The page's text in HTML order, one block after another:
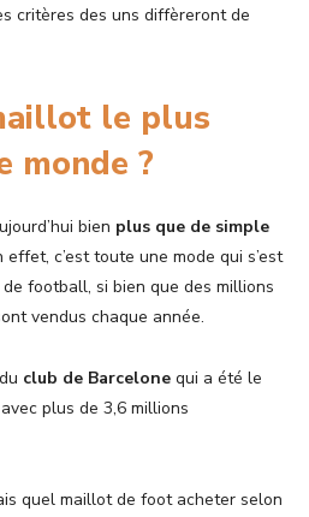
critères des uns diffèreront de
le plus
monde ?
bien plus que de simple
c’est toute une mode qui s’est
football, si bien que des millions
vendus chaque année.
club de Barcelone qui a été le
plus de 3,6 millions
quel maillot de foot acheter selon